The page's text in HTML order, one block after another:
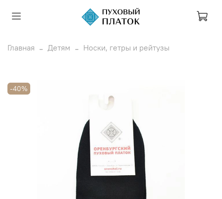
Главная Детям Носки, гетры и рейтузы
-40%